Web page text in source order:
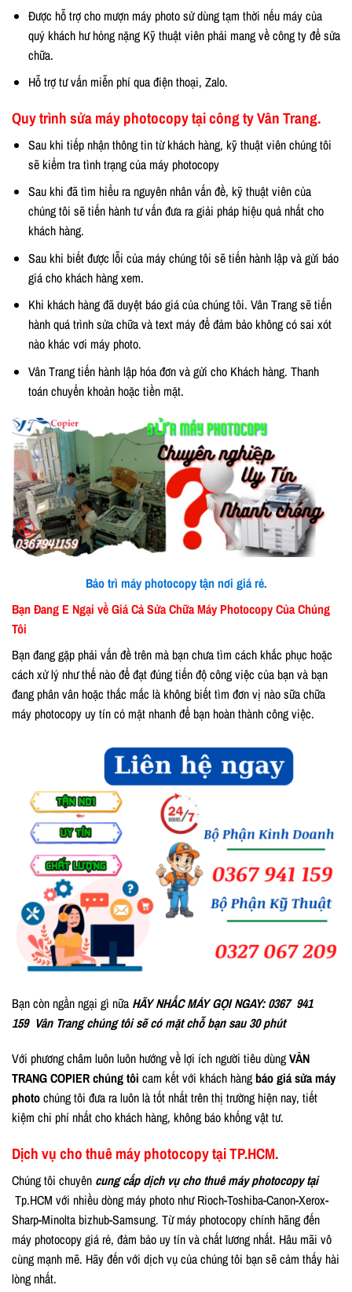
Được hỗ trợ cho mượn máy photo sử dùng tạm thời nếu máy của
quý khách hư hỏng nặng Kỹ thuật viên phải mang về công ty để sửa
chữa.
Hỗ trợ tư vấn miễn phí qua điện thoại, Zalo.
Quy trình sửa máy photocopy tại công ty Vân Trang.
Sau khi tiếp nhận thông tin từ khách hàng, kỹ thuật viên chúng tôi
sẽ kiểm tra tình trạng của máy photocopy
Sau khi đã tìm hiểu ra nguyên nhân vấn đề, kỹ thuật viên của
chúng tôi sẽ tiến hành tư vấn đưa ra giải pháp hiệu quả nhất cho
khách hàng.
Sau khi biết được lỗi của máy chúng tôi sẽ tiến hành lập và gửi báo
giá cho khách hàng xem.
Khi khách hàng đã duyệt báo giá của chúng tôi. Vân Trang sẽ tiến
hành quá trình sửa chữa và text máy để đảm bảo không có sai xót
nào khác vơi máy photo.
Vân Trang tiến hành lập hóa đơn và gửi cho Khách hàng. Thanh
toán chuyển khoản hoặc tiền mặt.
Bảo trì máy photocopy tận nơi giá rẻ.
Bạn Đang E Ngại về Giá Cả Sửa Chữa Máy Photocopy Của Chúng
Tôi
Bạn đang gặp phải vấn đề trên mà bạn chưa tìm cách khắc phục hoặc
cách xử lý như thế nào để đạt đúng tiến độ công việc của bạn và bạn
đang phân vân hoặc thắc mắc là không biết tìm đơn vị nào sữa chữa
máy photocopy uy tín có mặt nhanh để bạn hoàn thành công việc.
Bạn còn ngần ngại gì nữa HÃY NHẤC MÁY GỌI NGAY:0367 941
159 Vân Trang chúng tôi sẽ có mặt chỗ bạn sau 30 phút
Với phương châm luôn luôn hướng về lợi ích người tiêu dùngVÂN
TRANG COPIER chúng tôi cam kết với khách hàngbáo giá sửa máy
photochúng tôi đưa ra luôn là tốt nhất trên thị trường hiện nay, tiết
kiệm chi phí nhất cho khách hàng, không báo khống vật tư.
Dịch vụ cho thuê máy photocopy tại TP.HCM.
Chúng tôi chuyên cung cấp dịch vụ cho thuê máy photocopy tại
Tp.HCM với nhiều dòng máy photo như Rioch-Toshiba-Canon-Xerox-
Sharp-Minolta bizhub-Samsung. Từ máy photocopy chính hãng đến
máy photocopy giá rẻ, đảm bảo uy tín và chất lương nhất. Hâu mãi vô
cùng mạnh mẽ. Hãy đến với dịch vụ của chúng tôi bạn sẽ cảm thấy hài
lòng nhất.